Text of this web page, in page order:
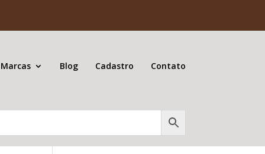
Blog Cadastro Contato